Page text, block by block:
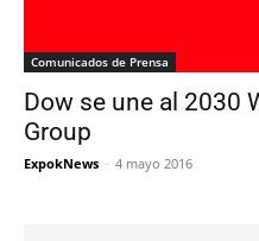
Comunicados de Prensa
Dow se une al 2030
Group
ExpokNews - 4 mayo 2016